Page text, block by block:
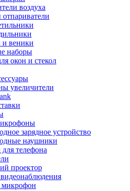
воздуха
веники
наборы
окон и стекол
увеличители
зарядное устройство
наушники
телефона
проектор
микрофон